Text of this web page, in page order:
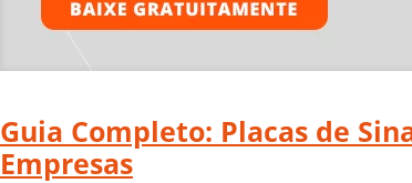
Guia Completo: Placas de
Empresas